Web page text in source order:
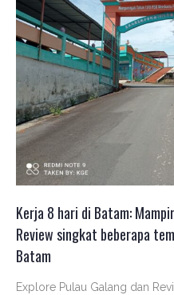
Kerja 8 hari di Batam:
Review singkat beberapa
Batam
Explore Pulau Galang dan